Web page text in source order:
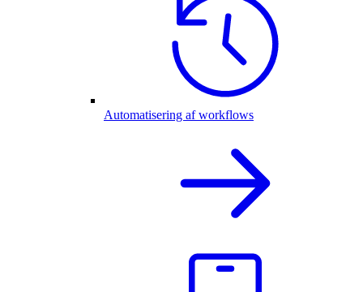
Automatisering af workflows